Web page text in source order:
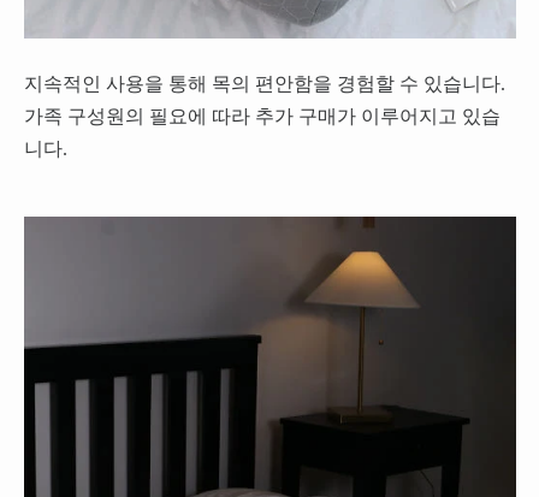
지속적인 사용을 통해 목의 편안함을 경험할 수 있습니다.
가족 구성원의 필요에 따라 추가 구매가 이루어지고 있습
니다.